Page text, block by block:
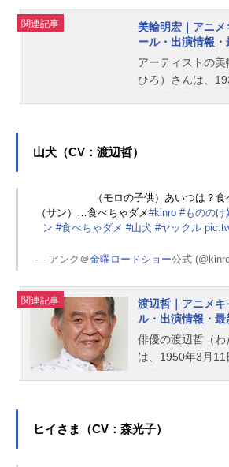
関連記事
美輪明宏｜アニメ
ール・出演情報
アーティストの美
ひろ）さんは、
山犬（CV：渡辺哲）
（モロの子供）あいつは？食
（サン）…食べちゃダメ#kinro #もののけ
ン #食べちゃダメ #山犬 #ヤックル
— アンク＠金曜ロードショー公式
関連記事
渡辺哲｜アニメ
ル・出演情報・
俳優の渡辺哲（
は、1950年3月
ヒイさま（CV：森光子）